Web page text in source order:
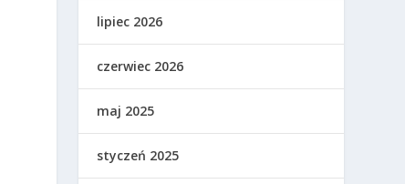
lipiec 2026
czerwiec 2026
maj 2025
styczeń 2025